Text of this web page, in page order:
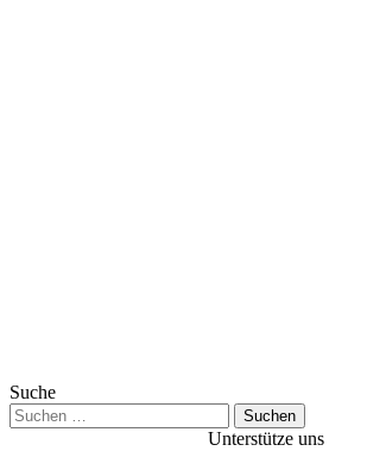
Suche
Suchen
nach:
Unterstütze uns